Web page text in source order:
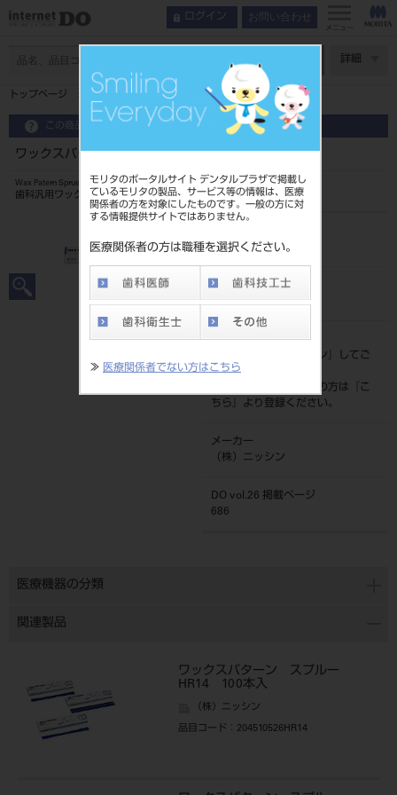
モリタのポータルサイト デンタルプラザで掲載し
ているモリタの製品、サービス等の情報は、医療
関係者の方を対象にしたものです。一般の方に対
する情報提供サイトではありません。
医療関係者の方は職種を選択ください。
≫ 医療関係者でない方はこちら
ログイン お問い合わせ
メニュー
詳細
トップページ ワックスパターン スプルー L35 50本入
この商品に関するお問い合わせ
ワックスパターン スプルー L35 50本入
Wax Patern Sprue
歯科汎用ワックス
204510527L35
JAN/EANコード
標準価格
ログイン
』してご
覧ください。
ネット会員登録がまだの方は『
こ
ちら
』より登録ください。
メーカー
（株）ニッシン
DO vol.26 掲載ページ
686
医療機器の分類
関連製品
ワックスパターン スプルー
HR14 100本入
（株）ニッシン
品目コード ：204510526HR14